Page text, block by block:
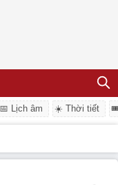
📅 Lịch âm ☀️ Thời tiết